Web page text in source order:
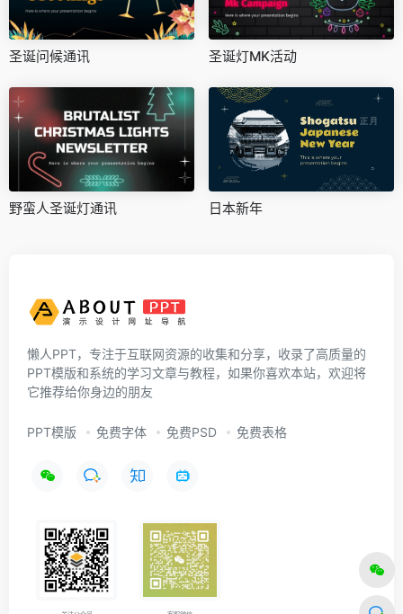
圣诞问候通讯 圣诞灯MK活动
野蛮人圣诞灯通讯 日本新年
懒人PPT，专注于互联网资源的收集和分享，收录了高质量的
PPT模版和系统的学习文章与教程，如果你喜欢本站，欢迎将
它推荐给你身边的朋友
PPT模版 免费字体 免费PSD 免费表格